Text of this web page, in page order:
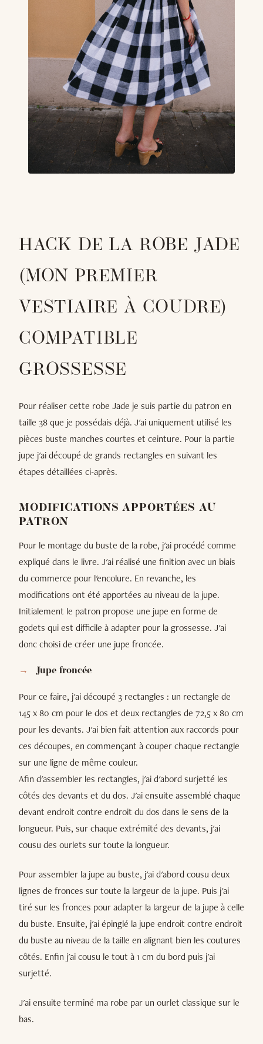
HACK DE LA ROBE JADE
(MON PREMIER
VESTIAIRE À COUDRE)
COMPATIBLE
GROSSESSE
Pour réaliser cette robe Jade je suis partie du patron en
taille 38 que je possédais déjà. J'ai uniquement utilisé les
pièces buste manches courtes et ceinture. Pour la partie
jupe j'ai découpé de grands rectangles en suivant les
étapes détaillées ci-après.
MODIFICATIONS APPORTÉES AU
PATRON
Pour le montage du buste de la robe, j'ai procédé comme
expliqué dans le livre. J'ai réalisé une finition avec un biais
du commerce pour l'encolure. En revanche, les
modifications ont été apportées au niveau de la jupe.
Initialement le patron propose une jupe en forme de
godets qui est difficile à adapter pour la grossesse. J'ai
donc choisi de créer une jupe froncée.
Jupe froncée
Pour ce faire, j'ai découpé 3 rectangles : un rectangle de
145 x 80 cm pour le dos et deux rectangles de 72,5 x 80 cm
pour les devants. J'ai bien fait attention aux raccords pour
ces découpes, en commençant à couper chaque rectangle
sur une ligne de même couleur.
Afin d'assembler les rectangles, j'ai d'abord surjetté les
côtés des devants et du dos. J'ai ensuite assemblé chaque
devant endroit contre endroit du dos dans le sens de la
longueur. Puis, sur chaque extrémité des devants, j'ai
cousu des ourlets sur toute la longueur.
Pour assembler la jupe au buste, j'ai d'abord cousu deux
lignes de fronces sur toute la largeur de la jupe. Puis j'ai
tiré sur les fronces pour adapter la largeur de la jupe à celle
du buste. Ensuite, j'ai épinglé la jupe endroit contre endroit
du buste au niveau de la taille en alignant bien les coutures
côtés. Enfin j'ai cousu le tout à 1 cm du bord puis j'ai
surjetté.
J'ai ensuite terminé ma robe par un ourlet classique sur le
bas.